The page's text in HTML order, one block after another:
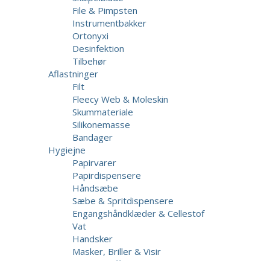
File & Pimpsten
Instrumentbakker
Ortonyxi
Desinfektion
Tilbehør
Aflastninger
Filt
Fleecy Web & Moleskin
Skummateriale
Silikonemasse
Bandager
Hygiejne
Papirvarer
Papirdispensere
Håndsæbe
Sæbe & Spritdispensere
Engangshåndklæder & Cellestof
Vat
Handsker
Masker, Briller & Visir